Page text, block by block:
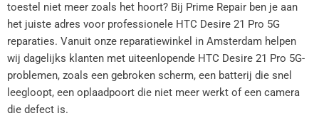
toestel niet meer zoals het hoort? Bij Prime Repair ben je aan
het juiste adres voor professionele HTC Desire 21 Pro 5G
reparaties. Vanuit onze reparatiewinkel in Amsterdam helpen
wij dagelijks klanten met uiteenlopende HTC Desire 21 Pro 5G-
problemen, zoals een gebroken scherm, een batterij die snel
leegloopt, een oplaadpoort die niet meer werkt of een camera
die defect is.